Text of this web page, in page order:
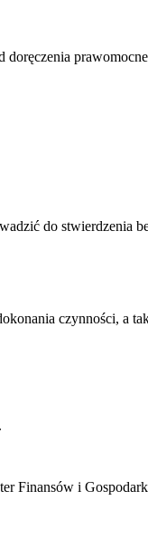
doręczenia
do stwierdzenia
czynności, a
Finansów i